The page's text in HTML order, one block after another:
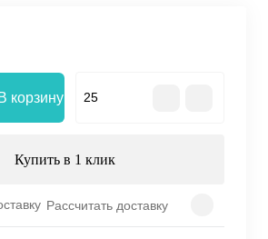
В корзину
Купить в 1 клик
Рассчитать доставку